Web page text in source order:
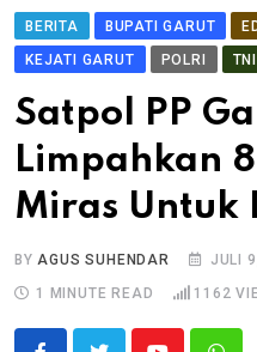
BERITA BUPATI GARUT
KEJATI GARUT
POLRI TNI
Satpol PP
Limpahkan
Miras Untuk
BYAGUS SUHENDAR JULI
1 MINUTE READ
1162